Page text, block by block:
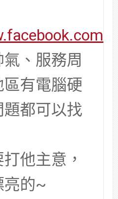
、服務周
有電腦硬
都可以找
他主意，
亮的~